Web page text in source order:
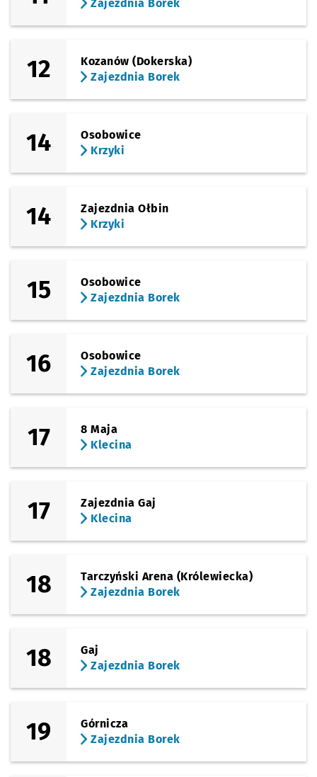
Zajezdnia Borek
12
Kozanów (Dokerska)
Zajezdnia Borek
14
Osobowice
Krzyki
14
Zajezdnia Ołbin
Krzyki
15
Osobowice
Zajezdnia Borek
16
Osobowice
Zajezdnia Borek
17
8 Maja
Klecina
17
Zajezdnia Gaj
Klecina
18
Tarczyński Arena (Królewiecka)
Zajezdnia Borek
18
Gaj
Zajezdnia Borek
19
Górnicza
Zajezdnia Borek